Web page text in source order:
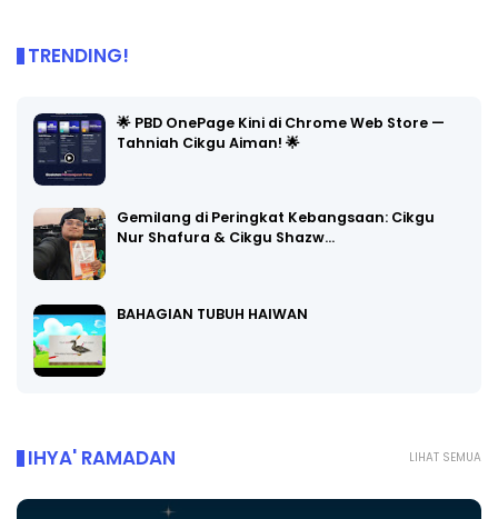
TRENDING!
🌟 PBD OnePage Kini di Chrome Web Store —
Tahniah Cikgu Aiman! 🌟
Gemilang di Peringkat Kebangsaan: Cikgu
Nur Shafura & Cikgu Shazw…
BAHAGIAN TUBUH HAIWAN
LIHAT SEMUA
IHYA' RAMADAN